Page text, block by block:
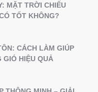
MẶT TRỜI CHIẾU
TỐT KHÔNG?
CÁCH LÀM GIÚP
GIÓ HIỆU QUẢ